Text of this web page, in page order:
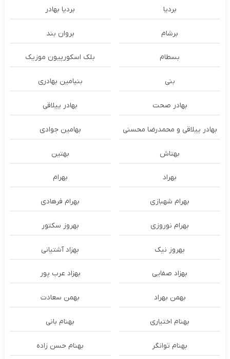
بردیا بردیا بهادر
برشام بروان بند
بسطام بلک اسکورپیون موزیک
بنی بنیامین بهادری
بهادر صحت بهادر ییلاقی
بهادر ییلاقی و محمدرضا محسنی بهامین جوادی
بهتاش بهتین
بهراد بهرام
بهرام شهبازی بهرام فرهادی
بهرام نوروزی بهروز سکتور
بهروز نیک بهزاد آشتیانی
بهزاد صفایی بهزاد عرب پور
بهمن بهراد بهمن سعادت
بهنام اختیاری بهنام بانی
بهنام توانگر بهنام حسن زاده